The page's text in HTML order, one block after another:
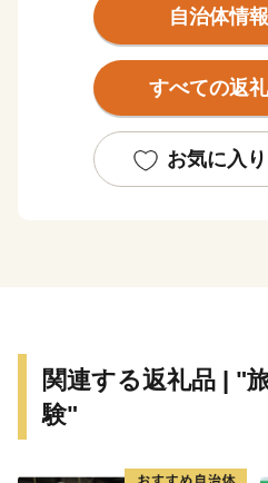
景観が色濃く残るいやしのむ
れたスイカやマンゴー、今帰
れております。世界遺産に登
や、古宇利大橋、ワルミ大橋
※今帰仁村のふるさと納税お
自治体情
すべての返
お気に入
関連する返礼品 | "
験"